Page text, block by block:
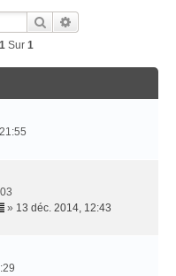
Rechercher
1 Sur 1
» 13 déc. 2014, 12:43